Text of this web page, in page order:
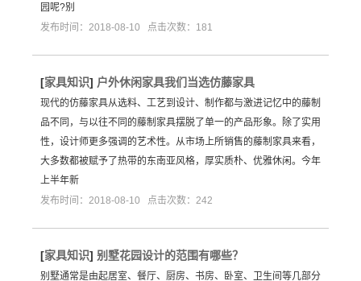
园呢?别
发布时间：2018-08-10 点击次数：181
[家具知识] 户外休闲家具我们当选仿藤家具
现代的仿藤家具从选料、工艺到设计、制作都与激进记忆中的藤制
品不同，与以往不同的藤制家具摆脱了单一的产品形象。除了实用
性，设计师更多强调的艺术性。从市场上所销售的藤制家具来看，
大多数都被赋予了热带的东南亚风格，厚实质朴、优雅休闲。今年
上半年新
发布时间：2018-08-10 点击次数：242
[家具知识] 别墅花园设计的范围有哪些？
别墅通常是由起居室、餐厅、厨房、书房、卧室、卫生间等几部分